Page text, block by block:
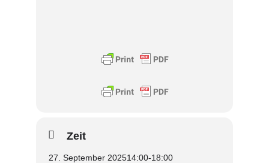
Zeit
27. September 202514:00-18:00